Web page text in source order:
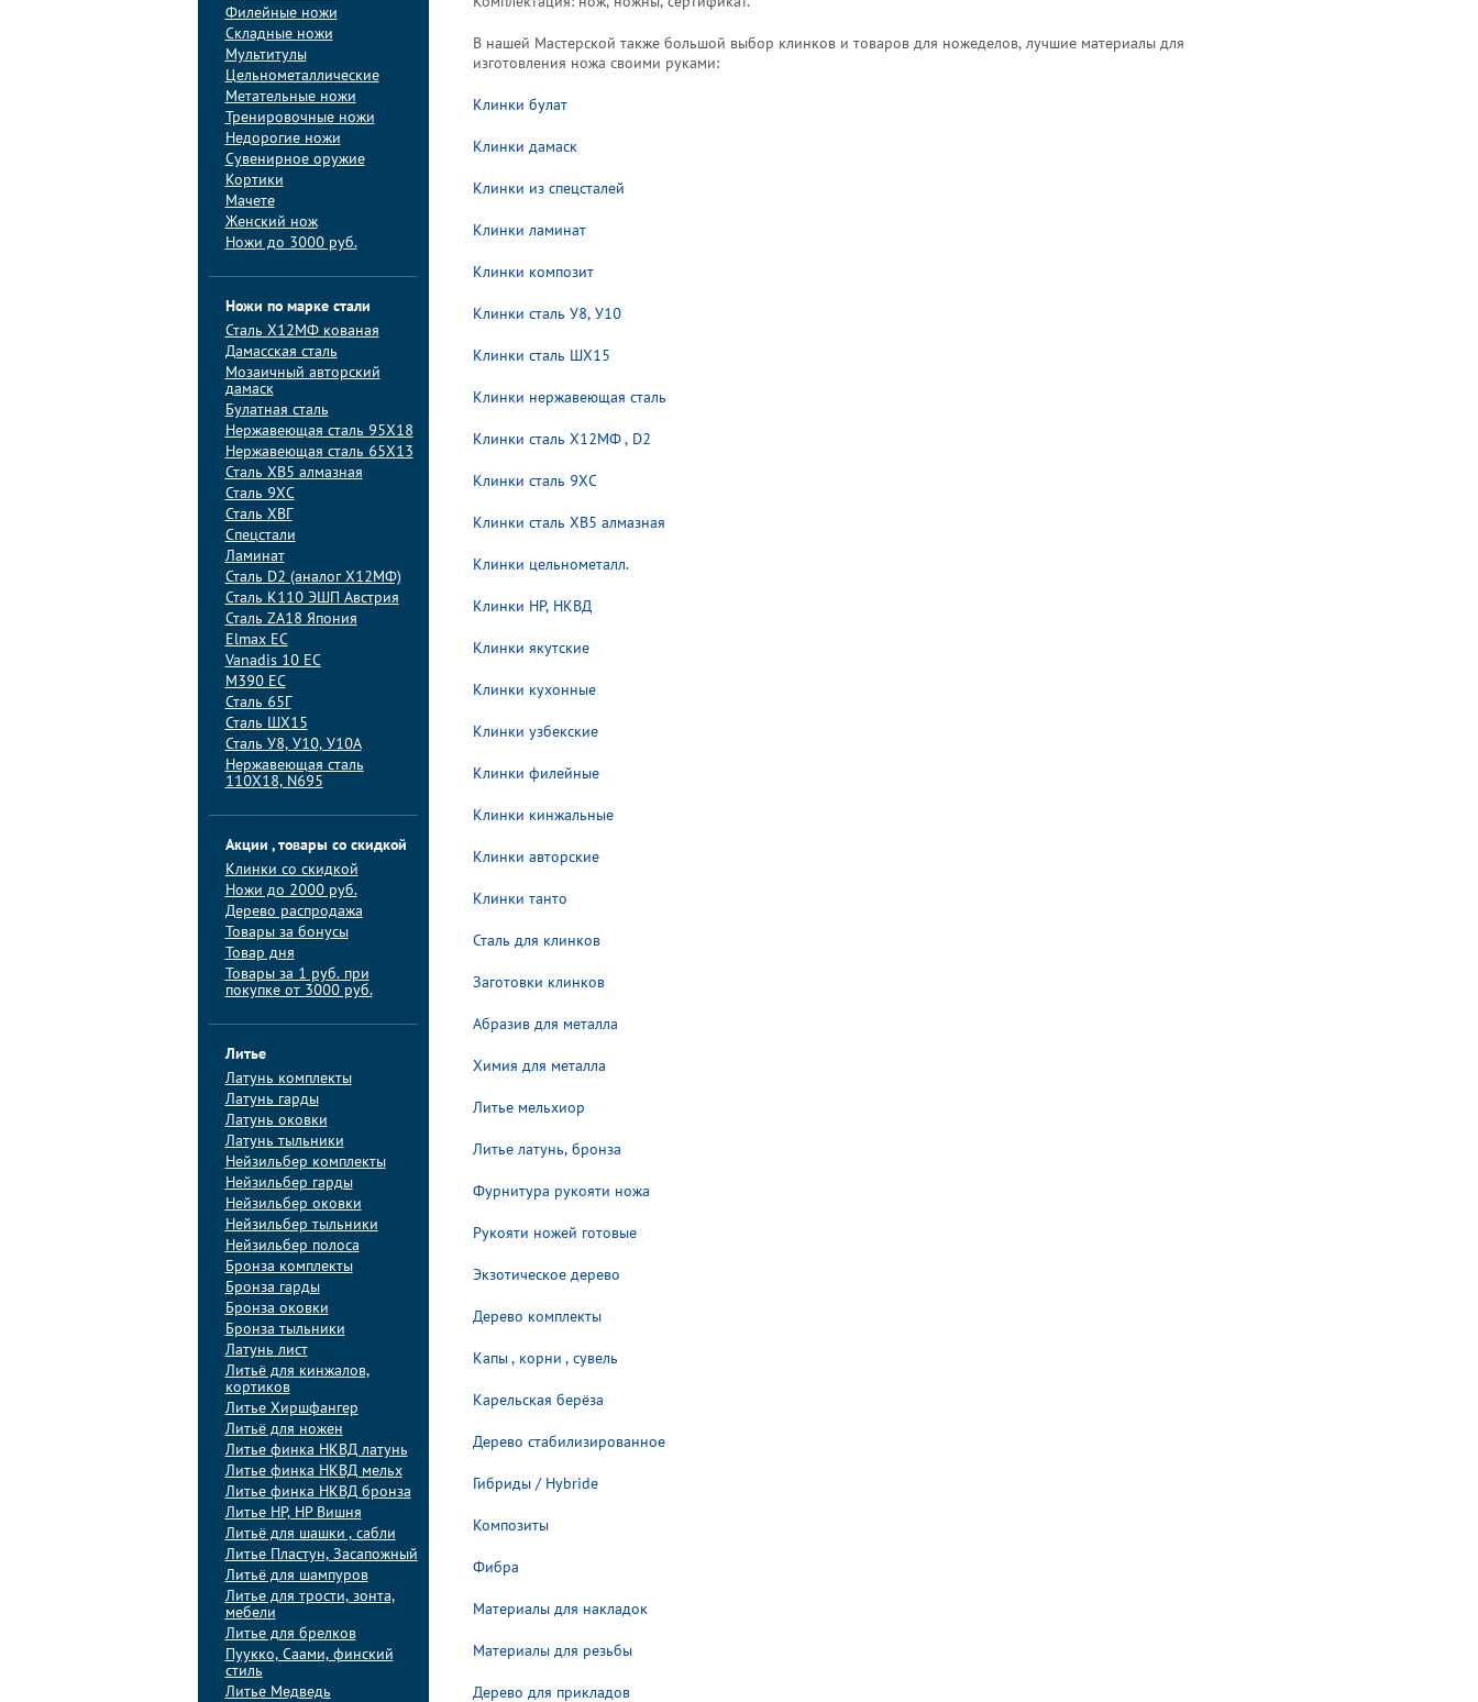
Филейные ножи
Складные ножи
Мультитулы
Цельнометаллические
Метательные ножи
Тренировочные ножи
Недорогие ножи
Сувенирное оружие
Кортики
Мачете
Женский нож
Ножи до 3000 руб.
Ножи по марке стали
Сталь Х12МФ кованая
Дамасская сталь
Мозаичный авторский
дамаск
Булатная сталь
Нержавеющая сталь 95Х18
Нержавеющая сталь 65Х13
Сталь ХВ5 алмазная
Сталь 9ХС
Сталь ХВГ
Спецстали
Ламинат
Сталь D2 (аналог Х12МФ)
Сталь K110 ЭШП Австрия
Сталь ZA18 Япония
Elmax ЕС
Vanadis 10 ЕС
M390 ЕС
Сталь 65Г
Сталь ШХ15
Сталь У8, У10, У10А
Нержавеющая сталь
110Х18, N695
Акции , товары со скидкой
Клинки со скидкой
Ножи до 2000 руб.
Дерево распродажа
Товары за бонусы
Товар дня
Товары за 1 руб. при
покупке от 3000 руб.
Литье
Латунь комплекты
Латунь гарды
Латунь оковки
Латунь тыльники
Нейзильбер комплекты
Нейзильбер гарды
Нейзильбер оковки
Нейзильбер тыльники
Нейзильбер полоса
Бронза комплекты
Бронза гарды
Бронза оковки
Бронза тыльники
Латунь лист
Литьё для кинжалов,
кортиков
Литье Хиршфангер
Литьё для ножен
Литье финка НКВД латунь
Литье финка НКВД мельх
Литье финка НКВД бронза
Литье НР, НР Вишня
Литьё для шашки , сабли
Литье Пластун, Засапожный
Литьё для шампуров
Литье для трости, зонта,
мебели
Литье для брелков
Пуукко, Саами, финский
стиль
Литье Медведь
В нашей Мастерской также большой выбор клинков и товаров для ножеделов, лучшие материалы для
изготовления ножа своими руками:
Клинки булат
Клинки дамаск
Клинки из спецсталей
Клинки ламинат
Клинки композит
Клинки сталь У8, У10
Клинки сталь ШХ15
Клинки нержавеющая сталь
Клинки сталь Х12МФ , D2
Клинки сталь 9ХС
Клинки сталь ХВ5 алмазная
Клинки цельнометалл.
Клинки НP, НКВД
Клинки якутские
Клинки кухонные
Клинки узбекские
Клинки филейные
Клинки кинжальные
Клинки авторские
Клинки танто
Сталь для клинков
Заготовки клинков
Абразив для металла
Химия для металла
Литье мельхиор
Литье латунь, бронза
Фурнитура рукояти ножа
Рукояти ножей готовые
Экзотическое дерево
Дерево комплекты
Капы , корни , сувель
Карельская берёза
Дерево стабилизированное
Гибриды / Hybride
Композиты
Фибра
Материалы для накладок
Материалы для резьбы
Дерево для прикладов